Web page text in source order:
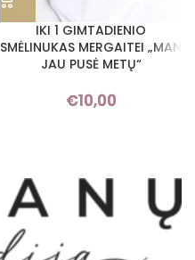
IKI 1 GIMTADIENIO
SMĖLINUKAS MERGAITEI „MAN
JAU PUSĖ METŲ“
€10,00